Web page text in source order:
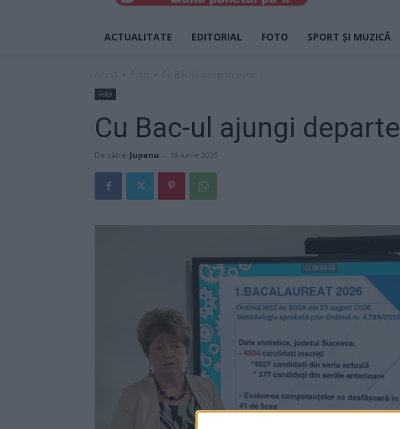
ACTUALITATE EDITORIAL FOTO SPORT ȘI MUZICĂ
Foto
Cu Bac-ul ajungi departe
De către Jupanu - 18 iunie 2026